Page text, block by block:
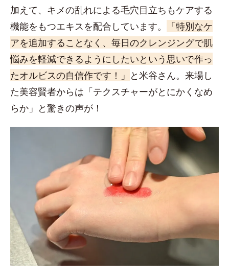
加えて、キメの乱れによる毛穴目立ちもケアする
機能をもつエキスを配合しています。
「特別なケ
アを追加することなく、毎日のクレンジングで肌
悩みを軽減できるようにしたいという思いで作っ
たオルビスの自信作です！」 と米谷さん。来場し
た美容賢者からは「テクスチャーがとにかくなめ
らか」と驚きの声が！